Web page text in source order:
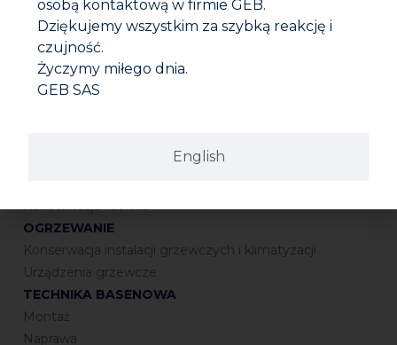
INSTALACJE SANITARNE
Konserwacja i serwis
OGRZEWANIE
Konserwacja instalacji grzewczych i klimatyzacji
Urządzenia grzewcze
TECHNIKA BASENOWA
Montaż
Naprawa
Tel. : +48 22 865 07 17
Fax : +48 22 213 85 43
English
osobą kontaktową w firmie GEB.
Dziękujemy wszystkim za szybką reakcję i
czujność.
Życzymy miłego dnia.
GEB SAS